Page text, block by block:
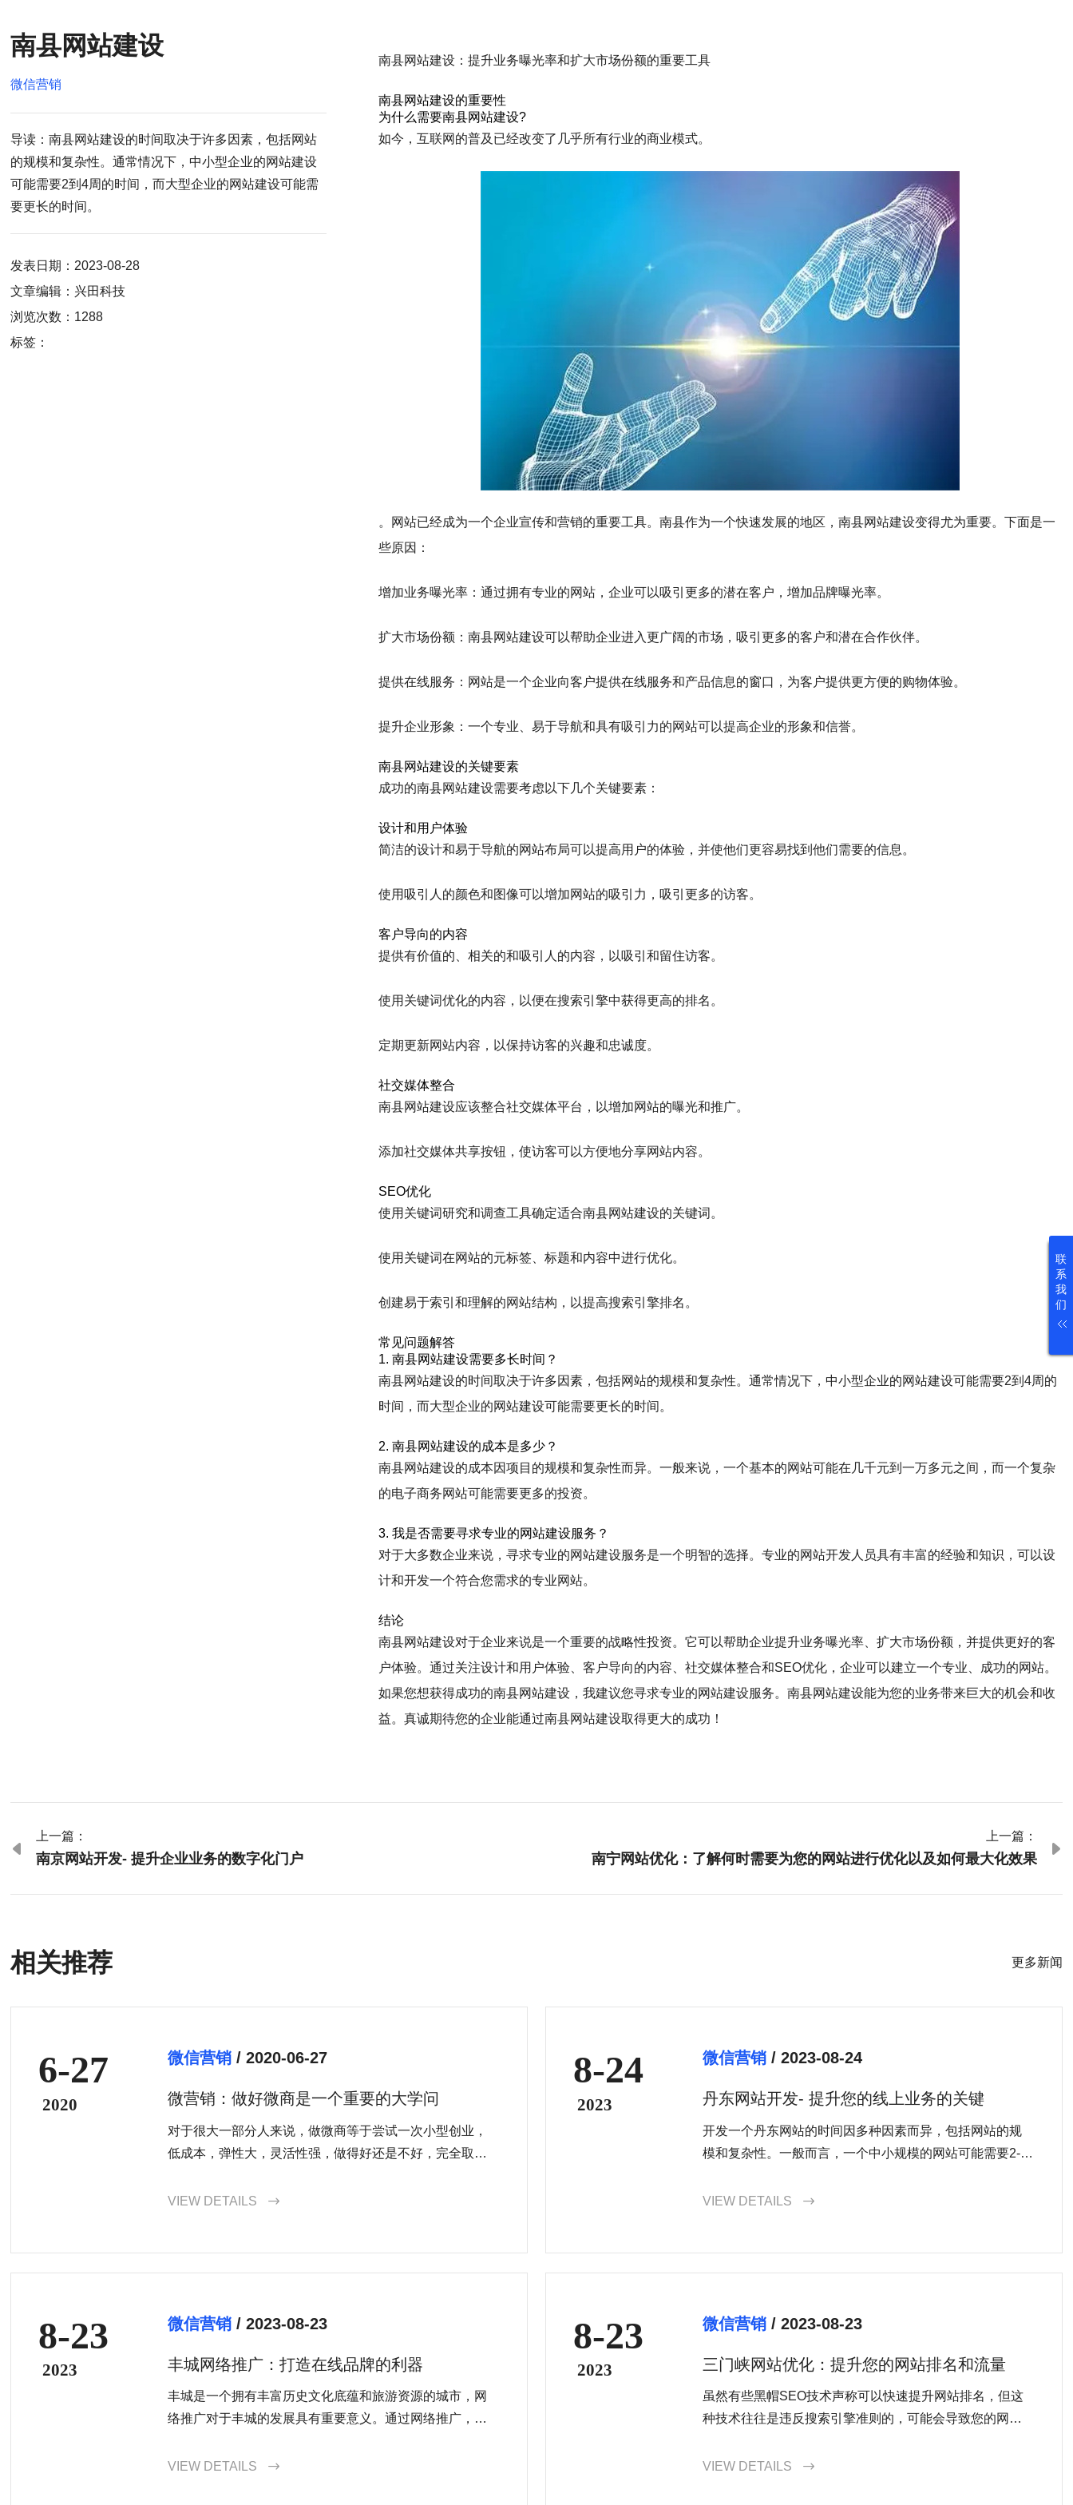
联
系
我
们
南县网站建设
微信营销
导读：南县网站建设的时间取决于许多因素，包括网站
的规模和复杂性。通常情况下，中小型企业的网站建设
可能需要2到4周的时间，而大型企业的网站建设可能需
要更长的时间。
发表日期：2023-08-28
文章编辑：兴田科技
浏览次数：1288
标签：
南县网站建设：提升业务曝光率和扩大市场份额的重要工具
南县网站建设的重要性
为什么需要南县网站建设?
如今，互联网的普及已经改变了几乎所有行业的商业模式。
。网站已经成为一个企业宣传和营销的重要工具。南县作为一个快速发展的地区，南县网站建设变得尤为重要。下面是一
些原因：
增加业务曝光率：通过拥有专业的网站，企业可以吸引更多的潜在客户，增加品牌曝光率。
扩大市场份额：南县网站建设可以帮助企业进入更广阔的市场，吸引更多的客户和潜在合作伙伴。
提供在线服务：网站是一个企业向客户提供在线服务和产品信息的窗口，为客户提供更方便的购物体验。
提升企业形象：一个专业、易于导航和具有吸引力的网站可以提高企业的形象和信誉。
南县网站建设的关键要素
成功的南县网站建设需要考虑以下几个关键要素：
设计和用户体验
简洁的设计和易于导航的网站布局可以提高用户的体验，并使他们更容易找到他们需要的信息。
使用吸引人的颜色和图像可以增加网站的吸引力，吸引更多的访客。
客户导向的内容
提供有价值的、相关的和吸引人的内容，以吸引和留住访客。
使用关键词优化的内容，以便在搜索引擎中获得更高的排名。
定期更新网站内容，以保持访客的兴趣和忠诚度。
社交媒体整合
南县网站建设应该整合社交媒体平台，以增加网站的曝光和推广。
添加社交媒体共享按钮，使访客可以方便地分享网站内容。
SEO优化
使用关键词研究和调查工具确定适合南县网站建设的关键词。
使用关键词在网站的元标签、标题和内容中进行优化。
创建易于索引和理解的网站结构，以提高搜索引擎排名。
常见问题解答
1. 南县网站建设需要多长时间？
南县网站建设的时间取决于许多因素，包括网站的规模和复杂性。通常情况下，中小型企业的网站建设可能需要2到4周的
时间，而大型企业的网站建设可能需要更长的时间。
2. 南县网站建设的成本是多少？
南县网站建设的成本因项目的规模和复杂性而异。一般来说，一个基本的网站可能在几千元到一万多元之间，而一个复杂
的电子商务网站可能需要更多的投资。
3. 我是否需要寻求专业的网站建设服务？
对于大多数企业来说，寻求专业的网站建设服务是一个明智的选择。专业的网站开发人员具有丰富的经验和知识，可以设
计和开发一个符合您需求的专业网站。
结论
南县网站建设对于企业来说是一个重要的战略性投资。它可以帮助企业提升业务曝光率、扩大市场份额，并提供更好的客
户体验。通过关注设计和用户体验、客户导向的内容、社交媒体整合和SEO优化，企业可以建立一个专业、成功的网站。
如果您想获得成功的南县网站建设，我建议您寻求专业的网站建设服务。南县网站建设能为您的业务带来巨大的机会和收
益。真诚期待您的企业能通过南县网站建设取得更大的成功！

上一篇：
南京网站开发- 提升企业业务的数字化门户
上一篇：
南宁网站优化：了解何时需要为您的网站进行优化以及如何最大化效果

相关推荐 更多新闻
6-27
2020
微信营销/ 2020-06-27
微营销：做好微商是一个重要的大学问
对于很大一部分人来说，做微商等于尝试一次小型创业，
低成本，弹性大，灵活性强，做得好还是不好，完全取决
个小老板，如何发展好自己这
VIEW DETAILS 
8-24
2023
微信营销 / 2023-08-24
丹东网站开发- 提升您的线上业务的关键
开发一个丹东网站的时间因多种因素而异，包括网站的规
模和复杂性。一般而言，一个中小规模的网站可能需要2-3
VIEW DETAILS

8-23
2023
微信营销/ 2023-08-23
丰城网络推广：打造在线品牌的利器
丰城是一个拥有丰富历史文化底蕴和旅游资源的城市，网
络推广对于丰城的发展具有重要意义。通过网络推广，丰
多的潜在旅游者和游客。同时，网络推广还可以帮助丰城
VIEW DETAILS 
8-23
2023
微信营销 / 2023-08-23
三门峡网站优化：提升您的网站排名和流量
虽然有些黑帽SEO技术声称可以快速提升网站排名，但这
种技术往往是违反搜索引擎准则的，可能会导致您的网站
站结构是长期稳定提升排名的关键。
VIEW DETAILS 